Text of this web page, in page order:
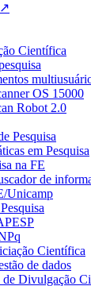
Científica
OS 15000
Robot 2.0
Pesquisa
em Pesquisa
na FE
de
Unicamp
Científica
de dados
de Divulgação